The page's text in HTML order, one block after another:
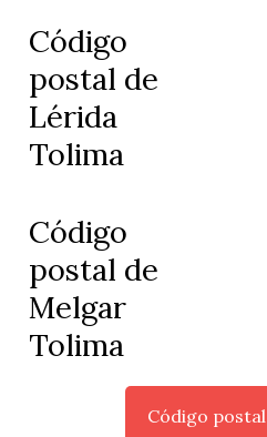
Código
postal de
Lérida
Tolima
Código
postal de
Melgar
Tolima
Código